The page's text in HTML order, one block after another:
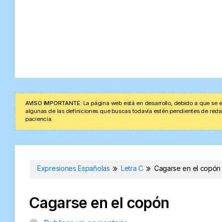
AVISO IMPORTANTE: La página web está en desarrollo, debido a que
algunas de las definiciones que buscas todavía estén pendientes de
paciencia.
Expresiones Españolas Letra C Cagarse en el copón
Cagarse en el copón